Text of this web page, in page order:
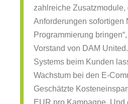
zahlreiche Zusatzmodule,
Anforderungen sofortigen
Programmierung
Vorstand von DAM
Systems beim Kunden
Wachstum bei den E-
Geschätzte
EUR pro Kampagne.